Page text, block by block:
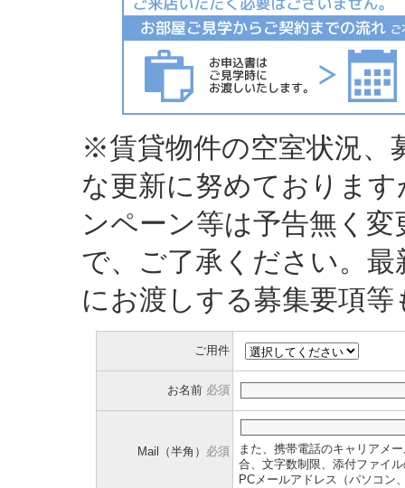
※賃貸物件の空室状況、
な更新に努めておりま
ンペーン等は予告無く
で、ご了承ください。
にお渡しする募集要項
ご用件
お名前 必須
Mail（半角） 必須
また、携帯電話のキャリアメ
合、文字数制限、添付ファイ
PCメールアドレス（パソコン